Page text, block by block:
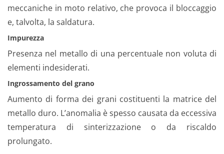
meccaniche in moto relativo, che provoca il bloccaggio
e, talvolta, la saldatura.
Impurezza
Presenza nel metallo di una percentuale non voluta di
elementi indesiderati.
Ingrossamento del grano
Aumento di forma dei grani costituenti la matrice del
metallo duro. L’anomalia è spesso causata da eccessiva
temperatura di sinterizzazione o da riscaldo
prolungato.